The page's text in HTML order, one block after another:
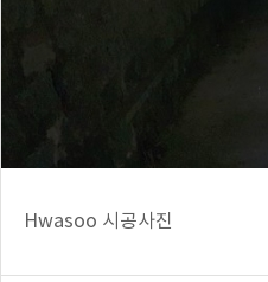
Hwasoo 시공사진